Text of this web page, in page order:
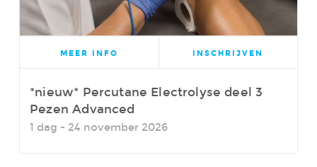
MEER INFO INSCHRIJVEN
*nieuw* Percutane Electrolyse deel 3
Pezen Advanced
1 dag - 24 november 2026